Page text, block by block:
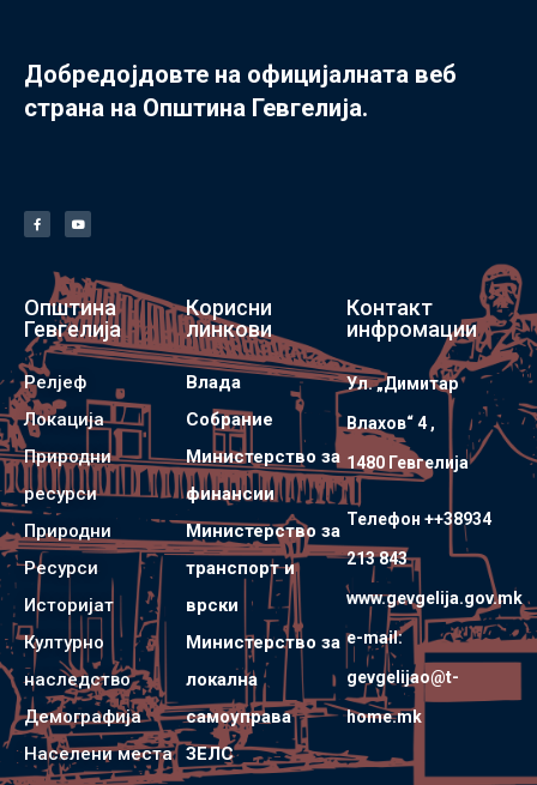
Добредојдовте на официјалната веб
страна на Општина Гевгелија.
Општина
Гевгелија
Релјеф
Локација
Природни
ресурси
Природни
Ресурси
Историјат
Културно
наследство
Демографија
Населени места
Корисни
линкови
Влада
Собрание
Министерство за
финансии
Министерство за
транспорт и
врски
Министерство за
локална
самоуправа
ЗЕЛС
Контакт
инфромации
Ул. „Димитар
Влахов“ 4 ,
1480 Гевгелијa
Телефон ++38934
213 843
www.gevgelija.gov.mk
e-mail:
gevgelijao@t-
home.mk